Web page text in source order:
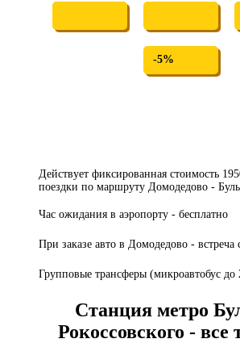
-5%
Действует фиксированная стоимость
поездки по маршруту Домодедово -
Час ожидания в аэропорту - бесплатно
При заказе авто в Домодедово - встреча
Групповые трансферы (микроавтобус до
Станция метро
Рокоссовского -